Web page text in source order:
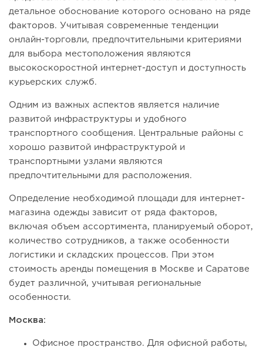
детальное обоснование которого основано на ряде
факторов. Учитывая современные тенденции
онлайн-торговли, предпочтительными критериями
для выбора местоположения являются
высокоскоростной интернет-доступ и доступность
курьерских служб.
Одним из важных аспектов является наличие
развитой инфраструктуры и удобного
транспортного сообщения. Центральные районы с
хорошо развитой инфраструктурой и
транспортными узлами являются
предпочтительными для расположения.
Определение необходимой площади для интернет-
магазина одежды зависит от ряда факторов,
включая объем ассортимента, планируемый оборот,
количество сотрудников, а также особенности
логистики и складских процессов. При этом
стоимость аренды помещения в Москве и Саратове
будет различной, учитывая региональные
особенности.
Москва:
Офисное пространство. Для офисной работы,